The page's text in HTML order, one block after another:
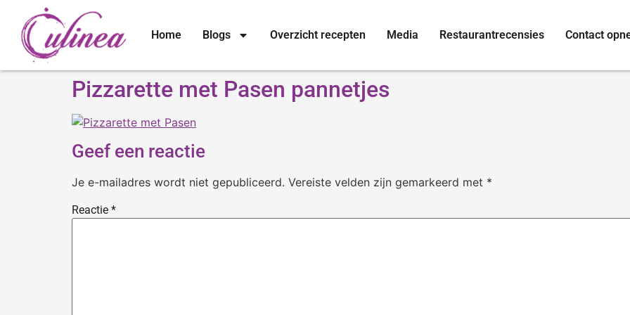
Home Blogs Overzicht recepten Media Restaurantrecensies Contact
Pizzarette met Pasen pannetjes
Geef een reactie
Je e-mailadres wordt niet gepubliceerd. Vereiste velden zijn gemarkeerd met *
Reactie *